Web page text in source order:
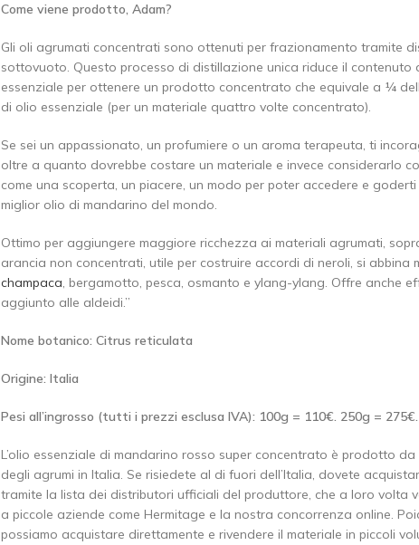
Come viene prodotto, Adam?
Gli oli agrumati concentrati sono ottenuti per frazionamento tramite
sottovuoto. Questo processo di distillazione unica riduce il contenuto
essenziale per ottenere un prodotto concentrato che equivale a ¼
di olio essenziale (per un materiale quattro volte concentrato).
Se sei un appassionato, un profumiere o un aroma terapeuta, ti
oltre a quanto dovrebbe costare un materiale e invece considerarlo
come una scoperta, un piacere, un modo per poter accedere e
miglior olio di mandarino del mondo.
Ottimo per aggiungere maggiore ricchezza ai materiali agrumati,
arancia non concentrati, utile per costruire accordi di neroli, si abbina
champaca, bergamotto, pesca, osmanto e ylang-ylang. Offre anche
aggiunto alle aldeidi.”
Nome botanico: Citrus reticulata
Origine: Italia
Pesi all’ingrosso (tutti i prezzi esclusa IVA): 100g = 110€. 250g = 275€.
L’olio essenziale di mandarino rosso super concentrato è prodotto
degli agrumi in Italia. Se risiedete al di fuori dell’Italia, dovete
tramite la lista dei distributori ufficiali del produttore, che a loro volta
a piccole aziende come Hermitage e la nostra concorrenza online.
possiamo acquistare direttamente e rivendere il materiale in piccoli